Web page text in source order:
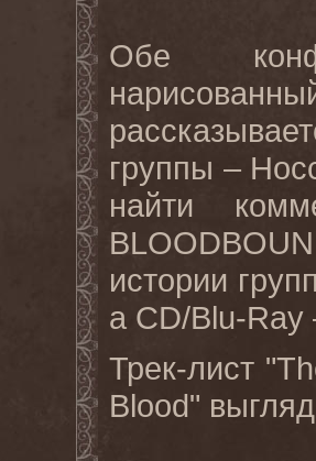
Обе
группы –
найти
истории
а CD/Blu-Ray
Трек-лист
Blood"